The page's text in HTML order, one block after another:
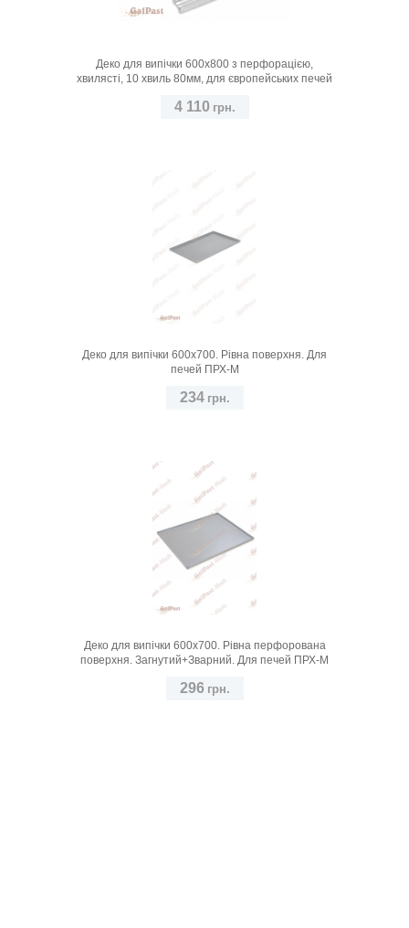
Деко для випічки 600х800 з перфорацією,
хвилясті, 10 хвиль 80мм, для європейських печей
4 110 грн.
Деко для випічки 600х700. Рівна поверхня. Для
печей ПРХ-М
234 грн.
Деко для випічки 600х700. Рівна перфорована
поверхня. Загнутий+Зварний. Для печей ПРХ-М
296 грн.